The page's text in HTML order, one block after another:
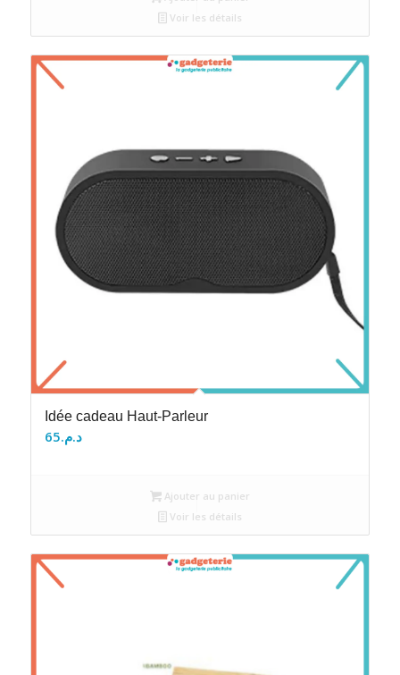
Voir les détails
Idée cadeau Haut-Parleur
د.م.65
Ajouter au panier
Voir les détails